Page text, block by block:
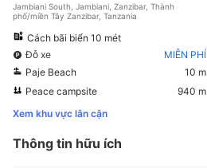
Jambiani South, Jambiani, Zanzibar, Thành
phố/miền Tây Zanzibar, Tanzania
Cách bãi biển 10 mét
Đỗ xe
MIỄN PHÍ
Paje Beach
10 m
Peace campsite
940 m
Xem khu vực lân cận
Thông tin hữu ích